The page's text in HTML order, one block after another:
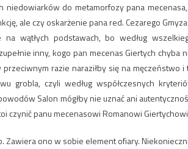
niedowiarków do metamorfozy pana
ale czy oskarżenie pana red. Cezarego
wątłych podstawach, bo według
inny, kogo pan mecenas Giertych chyba
przeciwnym razie naraziłby się na męczeństwo i
grobla, czyli według współczesnych
Salon mógłby nie uznać ani
czynić panu mecenasowi Romanowi
Zawiera ono w sobie element ofiary.